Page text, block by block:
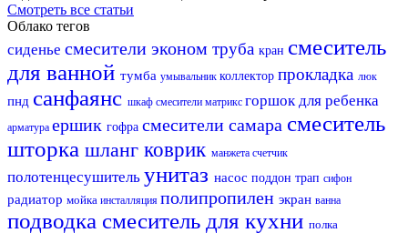
Смотреть все статьи
Облако тегов
сиденье смесители эконом труба кран смеситель
для ванной тумба умывальник коллектор прокладка люк
пнд санфаянс шкаф смесители матрикс горшок для ребенка
арматура ершик гофра смесители самара смеситель
шторка шланг коврик манжета счетчик
полотенцесушитель унитаз насос поддон трап сифон
радиатор мойка инсталляция полипропилен экран ванна
подводка смеситель для кухни полка